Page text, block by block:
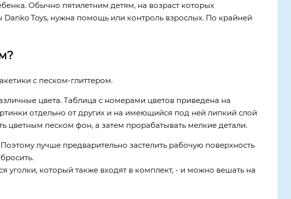
Обычно пятилетним детям, на возраст которых
Toys, нужна помощь или контроль взрослых. По крайней
с песком-глиттером.
цвета. Таблица с номерами цветов приведена на
отдельно от других и на имеющийся под ней липкий слой
цветным песком фон, а затем прорабатывать мелкие детали.
лучше предварительно застелить рабочую поверхность
который также входят в комплект, - и можно вешать на